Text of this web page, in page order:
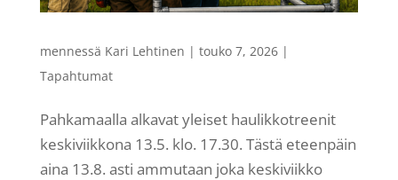
mennessä Kari Lehtinen | touko 7, 2026|
Tapahtumat
Pahkamaalla alkavat yleiset haulikkotreenit
keskiviikkona 13.5. klo. 17.30. Tästä eteenpäin
aina 13.8. asti ammutaan joka keskiviikko